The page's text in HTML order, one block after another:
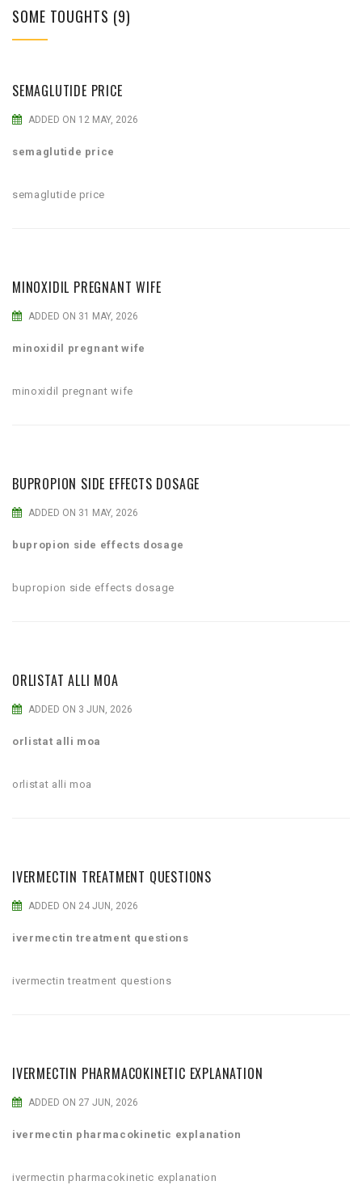
SOME TOUGHTS (9)
SEMAGLUTIDE PRICE
ADDED ON 12 MAY, 2026
semaglutide price
semaglutide price
MINOXIDIL PREGNANT WIFE
ADDED ON 31 MAY, 2026
minoxidil pregnant wife
minoxidil pregnant wife
BUPROPION SIDE EFFECTS DOSAGE
ADDED ON 31 MAY, 2026
bupropion side effects dosage
bupropion side effects dosage
ORLISTAT ALLI MOA
ADDED ON 3 JUN, 2026
orlistat alli moa
orlistat alli moa
IVERMECTIN TREATMENT QUESTIONS
ADDED ON 24 JUN, 2026
ivermectin treatment questions
ivermectin treatment questions
IVERMECTIN PHARMACOKINETIC EXPLANATION
ADDED ON 27 JUN, 2026
ivermectin pharmacokinetic explanation
ivermectin pharmacokinetic explanation